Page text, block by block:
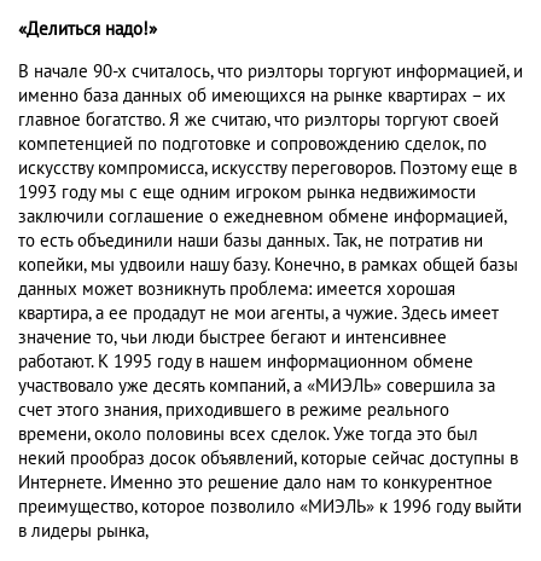
«Делиться надо!»
В начале 90-х считалось, что риэлторы торгуют информацией, и
именно база данных об имеющихся на рынке квартирах – их
главное богатство. Я же считаю, что риэлторы торгуют своей
компетенцией по подготовке и сопровождению сделок, по
искусству компромисса, искусству переговоров. Поэтому еще в
1993 году мы с еще одним игроком рынка недвижимости
заключили соглашение о ежедневном обмене информацией,
то есть объединили наши базы данных. Так, не потратив ни
копейки, мы удвоили нашу базу. Конечно, в рамках общей базы
данных может возникнуть проблема: имеется хорошая
квартира, а ее продадут не мои агенты, а чужие. Здесь имеет
значение то, чьи люди быстрее бегают и интенсивнее
работают. К 1995 году в нашем информационном обмене
участвовало уже десять компаний, а «МИЭЛЬ» совершила за
счет этого знания, приходившего в режиме реального
времени, около половины всех сделок. Уже тогда это был
некий прообраз досок объявлений, которые сейчас доступны в
Интернете. Именно это решение дало нам то конкурентное
преимущество, которое позволило «МИЭЛЬ» к 1996 году выйти
в лидеры рынка,